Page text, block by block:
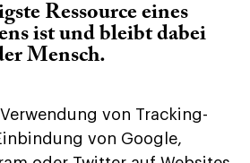
Ressource eines
ist und bleibt dabei
Mensch.
von Tracking-
von Google,